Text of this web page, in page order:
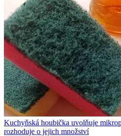
Kuchyňská houbička uvolňuje
rozhoduje o jejich množství